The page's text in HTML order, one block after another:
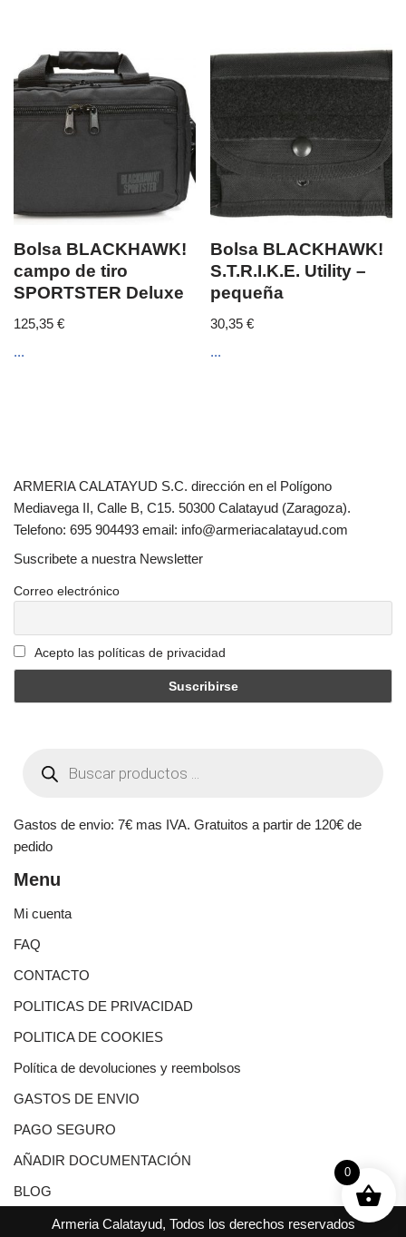
Bolsa BLACKHAWK!
campo de tiro
SPORTSTER Deluxe
125,35 €
...
Bolsa BLACKHAWK!
S.T.R.I.K.E. Utility –
pequeña
30,35€
...
ARMERIA CALATAYUD S.C. dirección en el Polígono
Mediavega II, Calle B, C15. 50300 Calatayud (Zaragoza).
Telefono: 695 904493 email: info@armeriacalatayud.com
Suscribete a nuestra Newsletter
Correo electrónico
Acepto las políticas de privacidad
Gastos de envio: 7€ mas IVA. Gratuitos a partir de 120€ de
pedido
Menu
Mi cuenta
FAQ
CONTACTO
POLITICAS DE PRIVACIDAD
POLITICA DE COOKIES
Política de devoluciones y reembolsos
GASTOS DE ENVIO
PAGO SEGURO
AÑADIR DOCUMENTACIÓN
BLOG
Armeria Calatayud, Todos los derechos reservados
0